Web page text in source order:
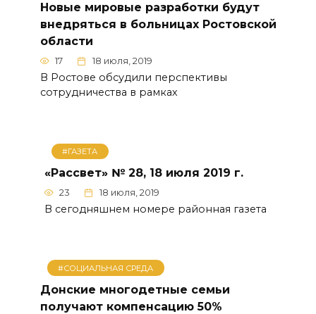
Новые мировые разработки будут
внедряться в больницах Ростовской
области
17 18 июля, 2019
В Ростове обсудили перспективы
сотрудничества в рамках
#ГАЗЕТА
«Рассвет» № 28, 18 июля 2019 г.
23 18 июля, 2019
В сегодняшнем номере районная газета
#СОЦИАЛЬНАЯ СРЕДА
Донские многодетные семьи
получают компенсацию 50%